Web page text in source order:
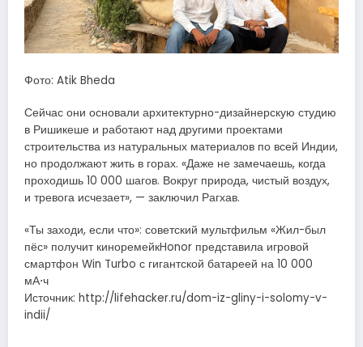
Фото: Atik Bheda
Сейчас они основали архитектурно-дизайнерскую студию
в Ришикеше и работают над другими проектами
строительства из натуральных материалов по всей Индии,
но продолжают жить в горах. «Даже не замечаешь, когда
проходишь 10 000 шагов. Вокруг природа, чистый воздух,
и тревога исчезает», — заключил Рагхав.
«Ты заходи, если что»: советский мультфильм «Жил-был
пёс» получит киноремейкHonor представила игровой
смартфон Win Turbo с гигантской батареей на 10 000
мА⋅ч
Источник: http://lifehacker.ru/dom-iz-gliny-i-solomy-v-
indii/